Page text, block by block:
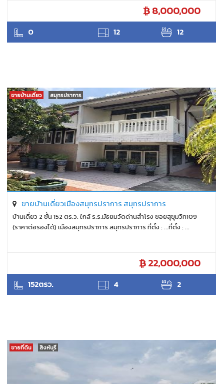
8,000,000
0 12 12
ANTPUNYAPA
ขายบ้านเดี่ยว สมุทรปราการ
ขายบ้านเดี่ยวเมืองสมุทรปราการ สมุทรปราการ
บ้านเดี่ยว 2 ชั้น 152 ตร.ว. ใกล้ ร.ร.มัธยมวัดด่านสำโรง ซอยสุขุมวิท109
(ราคาต่อรองได้) เมืองสมุทรปราการ สมุทรปราการ ที่ตั้ง : ...ที่ตั้ง : ...
22,000,000
152ตรว. 4 2
ANTPUNYAPA
ขายที่ดิน สิงห์บุรี